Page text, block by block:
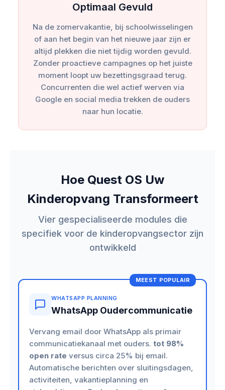
Optimaal Gevuld
Na de zomervakantie, bij schoolwisselingen
of aan het begin van het nieuwe jaar zijn er
altijd plekken die niet tijdig worden gevuld.
Zonder proactieve campagnes op het juiste
moment loopt uw bezettingsgraad terug.
Concurrenten die wel actief werven via
Google en social media trekken de ouders
naar hun locatie.
Hoe Quest OS Uw
Kinderopvang Transformeert
Vier gespecialiseerde modules die
specifiek voor de kinderopvangsector zijn
ontwikkeld
MEEST POPULAIR
WHATSAPP PLANNING
WhatsApp Oudercommunicatie
Vervang email door WhatsApp als primair
communicatiekanaal met ouders. tot 98%
open rate versus circa 25% bij email.
Automatische berichten over sluitingsdagen,
activiteiten, vakantieplanning en